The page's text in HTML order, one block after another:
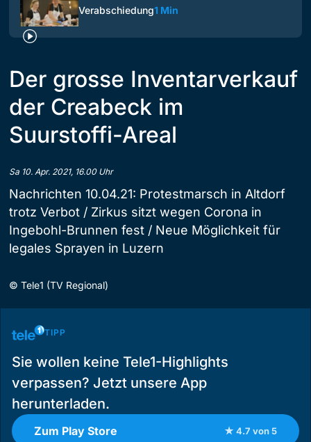
Verabschiedung1 Min
Der grosse Inventarverkauf
der Creabeck im
Suurstoffi-Areal
Sa 10. Apr. 2021, 16.00 Uhr
Nachrichten 10.04.21: Protestmarsch in Altdorf
trotz Verbot / Zirkus sitzt wegen Corona in
Ingebohl-Brunnen fest / Neue Möglichkeit für
legales Sprayen in Luzern
© Tele1 (TV Regional)
TIPP
Sie wollen keine Tele1-Highlights
verpassen? Jetzt unsere App
herunterladen.
Zum Play Store ★ 4.7 von 5